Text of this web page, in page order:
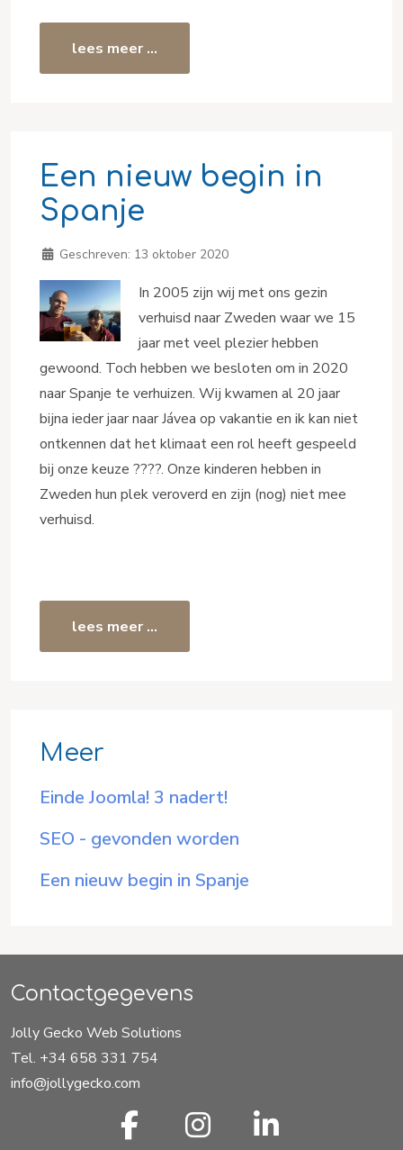
lees meer …
Een nieuw begin in
Spanje
Geschreven: 13 oktober 2020
In 2005 zijn wij met ons gezin
verhuisd naar Zweden waar we 15
jaar met veel plezier hebben
gewoond. Toch hebben we besloten om in 2020
naar Spanje te verhuizen. Wij kwamen al 20 jaar
bijna ieder jaar naar Jávea op vakantie en ik kan niet
ontkennen dat het klimaat een rol heeft gespeeld
bij onze keuze ????. Onze kinderen hebben in
Zweden hun plek veroverd en zijn (nog) niet mee
verhuisd.
lees meer …
Meer
Einde Joomla! 3 nadert!
SEO - gevonden worden
Een nieuw begin in Spanje
Contactgegevens
Jolly Gecko Web Solutions
Tel. +34 658 331 754
info@jollygecko.com